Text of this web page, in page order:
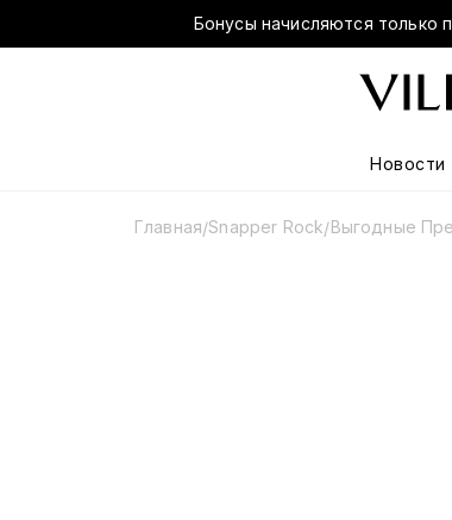
Бонусы начисляются только
Новости
Главная/Snapper Rock/Выгодные